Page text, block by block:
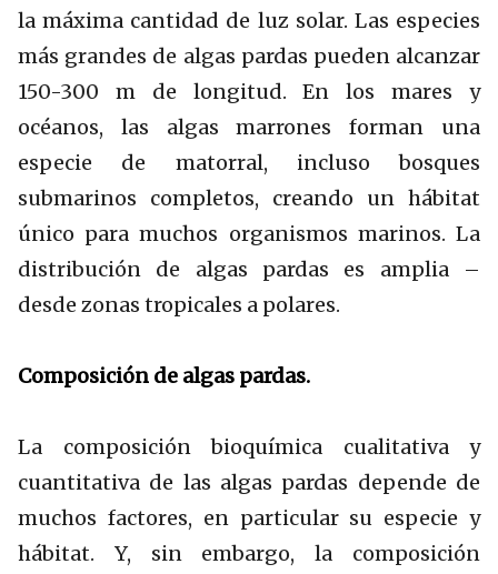
la máxima cantidad de luz solar. Las especies
más grandes de algas pardas pueden alcanzar
150-300 m de longitud. En los mares y
océanos, las algas marrones forman una
especie de matorral, incluso bosques
submarinos completos, creando un hábitat
único para muchos organismos marinos. La
distribución de algas pardas es amplia –
desde zonas tropicales a polares.
Composición de algas pardas.
La composición bioquímica cualitativa y
cuantitativa de las algas pardas depende de
muchos factores, en particular su especie y
hábitat. Y, sin embargo, la composición